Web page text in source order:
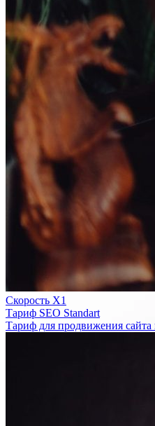
Скорость Х1
Тариф SEO Standart
Тариф для продвижения